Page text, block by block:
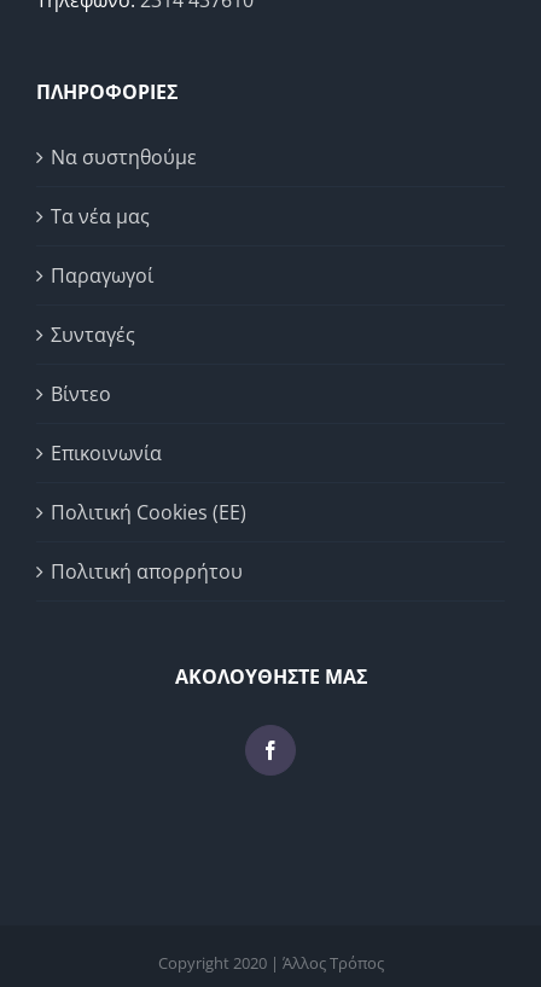
ΠΛΗΡΟΦΟΡΙΕΣ
Να συστηθούμε
Τα νέα μας
Παραγωγοί
Συνταγές
Βίντεο
Επικοινωνία
Πολιτική Cookies (ΕΕ)
Πολιτική απορρήτου
ΑΚΟΛΟΥΘΗΣΤΕ ΜΑΣ
Copyright 2020 | Άλλος Τρόπος